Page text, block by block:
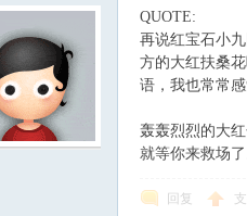
QUOTE:
再说红宝石小
方的大红扶桑
语，我也常常
轰轰烈烈的大
就等你来救场了
回复